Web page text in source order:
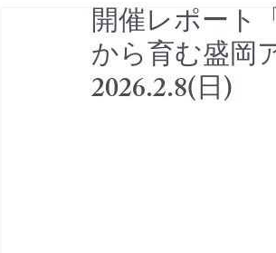
「雲を紡ぐ」でつながろうプロジェ
ルートデザイン 盛岡町家旧暦の
開催レポート
から育む盛岡
2026.2.8(日)